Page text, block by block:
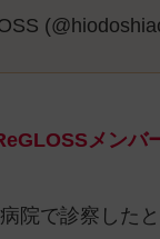
メンバ
院で診察した